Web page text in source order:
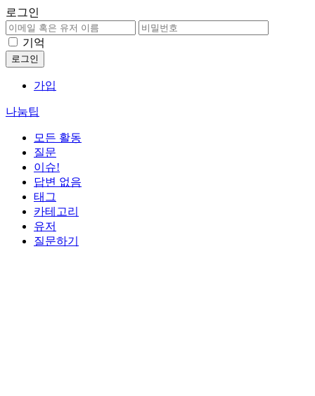
로그인
기억
가입
나눔팁
모든 활동
질문
이슈!
답변 없음
태그
카테고리
유저
질문하기